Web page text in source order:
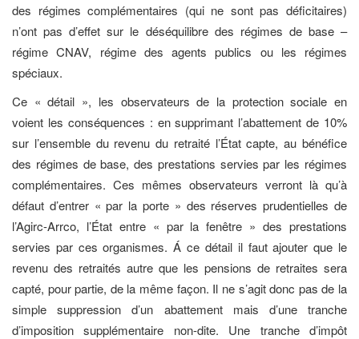
des régimes complémentaires (qui ne sont pas déficitaires)
n’ont pas d’effet sur le déséquilibre des régimes de base –
régime CNAV, régime des agents publics ou les régimes
spéciaux.
Ce « détail », les observateurs de la protection sociale en
voient les conséquences : en supprimant l’abattement de 10%
sur l’ensemble du revenu du retraité l’État capte, au bénéfice
des régimes de base, des prestations servies par les régimes
complémentaires. Ces mêmes observateurs verront là qu’à
défaut d’entrer « par la porte » des réserves prudentielles de
l’Agirc-Arrco, l’État entre « par la fenêtre » des prestations
servies par ces organismes. Á ce détail il faut ajouter que le
revenu des retraités autre que les pensions de retraites sera
capté, pour partie, de la même façon. Il ne s’agit donc pas de la
simple suppression d’un abattement mais d’une tranche
d’imposition supplémentaire non-dite. Une tranche d’impôt